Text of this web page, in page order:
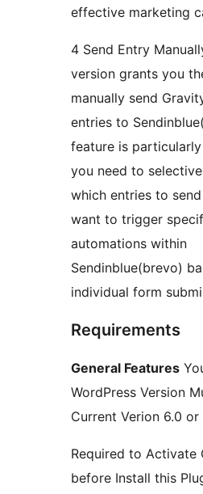
effective marketing
4 Send Entry
version grants you
manually send
entries to
feature is
you need to
which entries to
want to trigger
automations within
Sendinblue(brevo)
individual form
Requirements
General Features
WordPress Version
Current Verion 6.0 or
Required to Activate
before Install this